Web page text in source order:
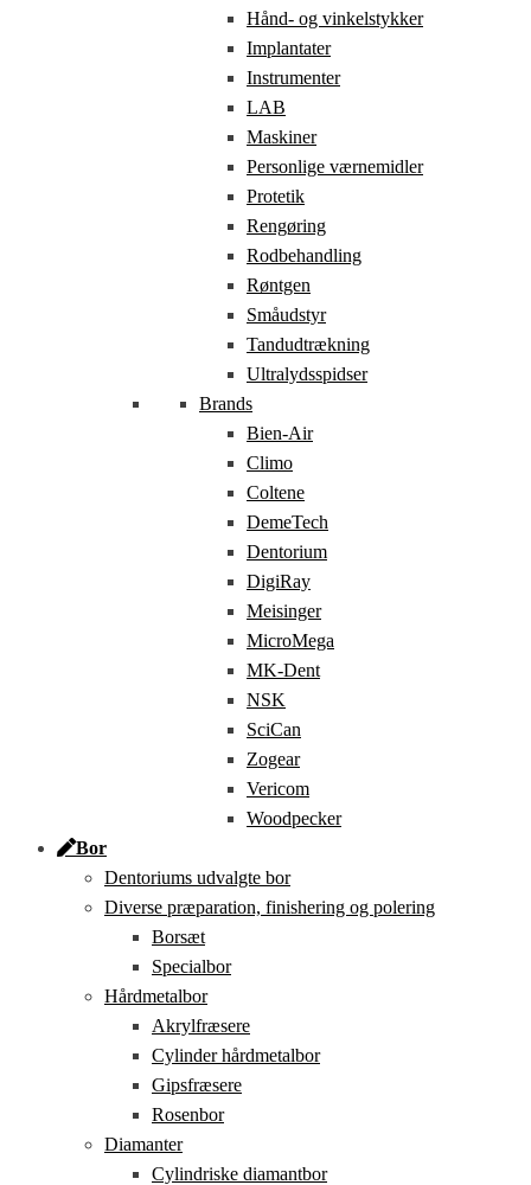
Hånd- og vinkelstykker
Implantater
Instrumenter
LAB
Maskiner
Personlige værnemidler
Protetik
Rengøring
Rodbehandling
Røntgen
Småudstyr
Tandudtrækning
Ultralydsspidser
Brands
Bien-Air
Climo
Coltene
DemeTech
Dentorium
DigiRay
Meisinger
MicroMega
MK-Dent
NSK
SciCan
Zogear
Vericom
Woodpecker
Bor
Dentoriums udvalgte bor
Diverse præparation, finishering og polering
Borsæt
Specialbor
Hårdmetalbor
Akrylfræsere
Cylinder hårdmetalbor
Gipsfræsere
Rosenbor
Diamanter
Cylindriske diamantbor